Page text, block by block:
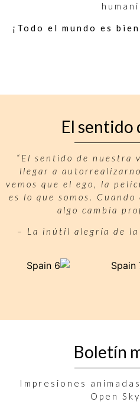
¡Todo el mundo es
El sentido
“El sentido de nuestra
llegar a
vemos que el ego, la
es lo que somos.
algo cambia
– La inútil alegría de
Boletín
Impresiones
Open